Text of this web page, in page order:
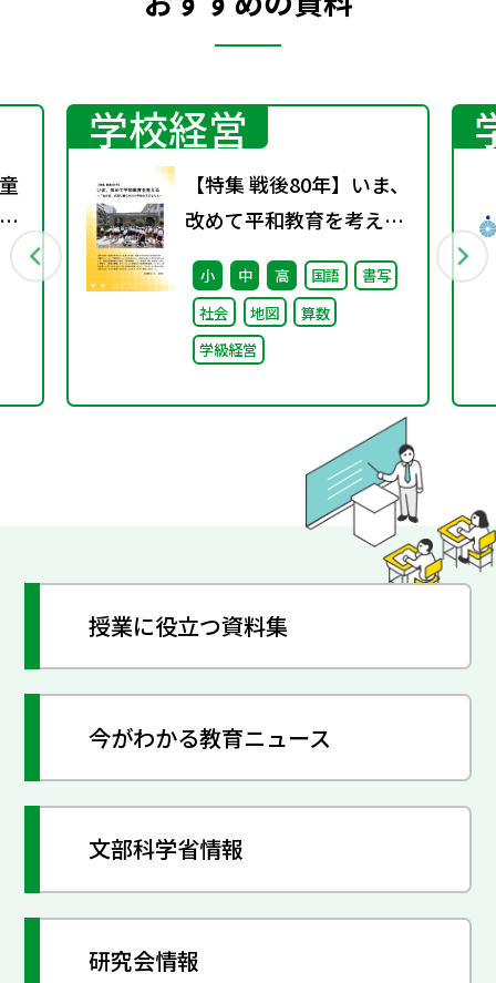
学校経営
【特集 戦後80年】いま、
改めて平和教育を考え
る〜「あの日」を語り継
ぐ本川小学校の子どもた
ち〜
小 中 高 国語
書写
社会
地図
算数
学級経営
授業に役立つ資料集
今がわかる教育ニュース
文部科学省情報
研究会情報